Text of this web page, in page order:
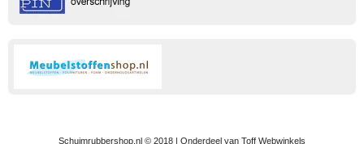
Schuimrubbershop.nl © 2018 | Onderdeel van Toff Webwinkels